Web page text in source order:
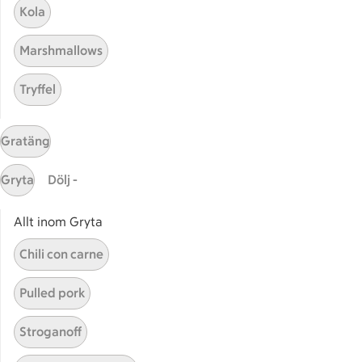
Våra ICA-kort
ICA
ICAs egna varor
ICA Gruppen
ICA Nära
ICA Supermarket
ICA Kvantum
ICA Maxi
Utvalda leverantörer
Annonsera
Jobba på ICA
Hållbarhet
ICA Stiftelsen
En god morgondag
Kola
Marshmallows
Tryffel
Gratäng
Gryta Dölj -
Allt inom Gryta
Chili con carne
Pulled pork
Stroganoff